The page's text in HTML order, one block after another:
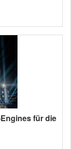
für die